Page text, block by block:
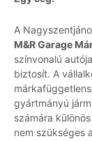
A
M&R Garage
színvonalú
biztosít. A
gyártmányú
számára
nem szükséges